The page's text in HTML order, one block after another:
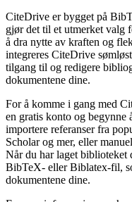
CiteDrive er bygget på
gjør det til et utmerket valg
å dra nytte av kraften og
integreres CiteDrive
tilgang til og redigere
dokumentene dine.
For å komme i gang med
en gratis konto og begynne
importere referanser fra
Scholar og mer, eller
Når du har laget biblioteket
BibTeX- eller Biblatex-fil,
dokumentene dine.